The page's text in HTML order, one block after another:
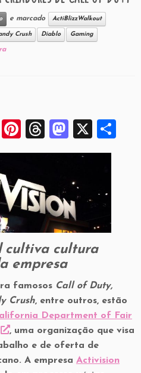
e marcado ActiBlizzWalkout
Crush Diablo Gaming
W
Pi
nt
es
t
T
hr
a
d
s
M
a
o
d
o
n
X
cultiva cultura
empresa
famosos Call of Duty,
Crush, entre outros, estão
Department of Fair
, uma organização que visa
e de oferta de
A empresa Activision